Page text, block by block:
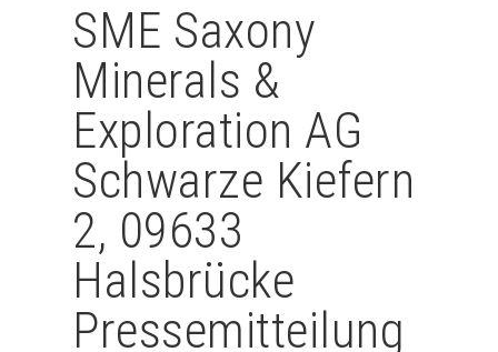
SME Saxony
Minerals &
Exploration AG
Schwarze Kiefern
2, 09633
Halsbrücke
Pressemitteilung